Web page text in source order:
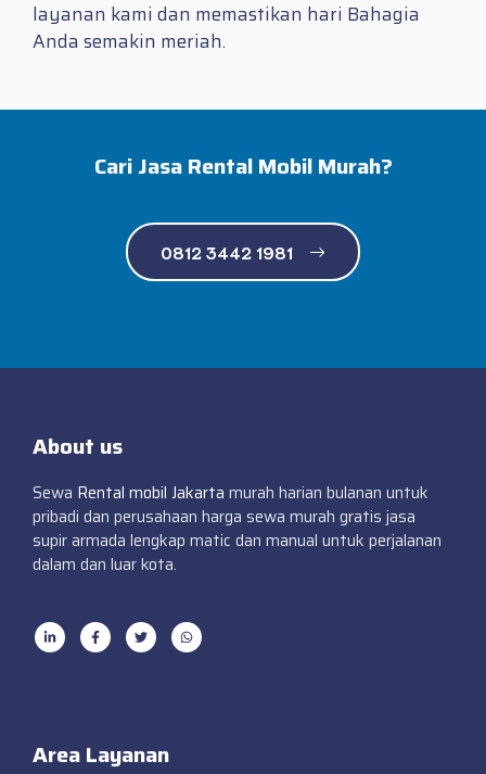
layanan kami dan memastikan hari Bahagia
Anda semakin meriah.
Cari Jasa Rental Mobil Murah?
0812 3442 1981
About us
Sewa Rental mobil Jakarta murah harian bulanan untuk
pribadi dan perusahaan harga sewa murah gratis jasa
supir armada lengkap matic dan manual untuk perjalanan
dalam dan luar kota.
Area Layanan